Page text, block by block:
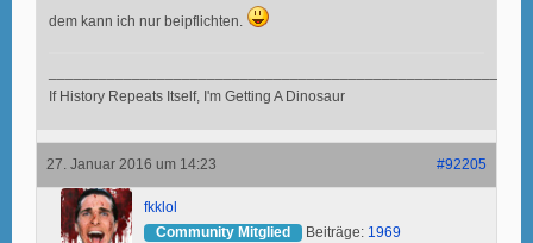
dem kann ich nur beipflichten.
If History Repeats Itself, I'm Getting A Dinosaur
27. Januar 2016 um 14:23 #92205
fkklol
Community Mitglied
Beiträge: 1969